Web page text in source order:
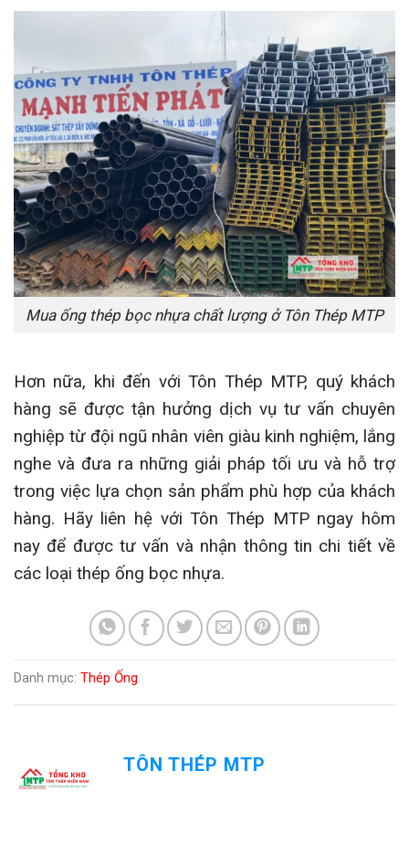
Mua ống thép bọc nhựa chất lượng ở Tôn Thép MTP
Hơn nữa, khi đến với Tôn Thép MTP, quý khách
hàng sẽ được tận hưởng dịch vụ tư vấn chuyên
nghiệp từ đội ngũ nhân viên giàu kinh nghiệm, lắng
nghe và đưa ra những giải pháp tối ưu và hỗ trợ
trong việc lựa chọn sản phẩm phù hợp của khách
hàng. Hãy liên hệ với Tôn Thép MTP ngay hôm
nay để được tư vấn và nhận thông tin chi tiết về
các loại thép ống bọc nhựa.
Danh mục: Thép Ống
TÔN THÉP MTP